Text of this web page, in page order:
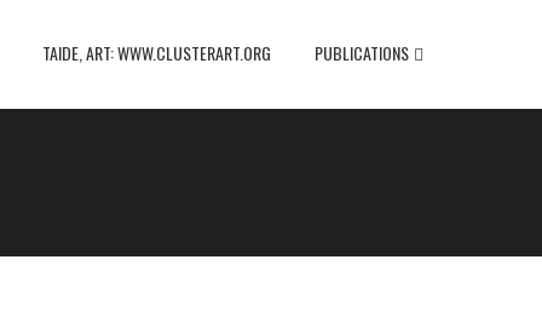
TAIDE, ART: WWW.CLUSTERART.ORG PUBLICATIONS